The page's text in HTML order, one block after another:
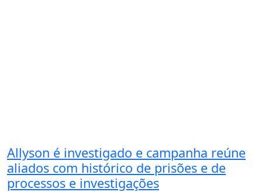
Allyson é investigado e campanha reúne
aliados com histórico de prisões e de
processos e investigações